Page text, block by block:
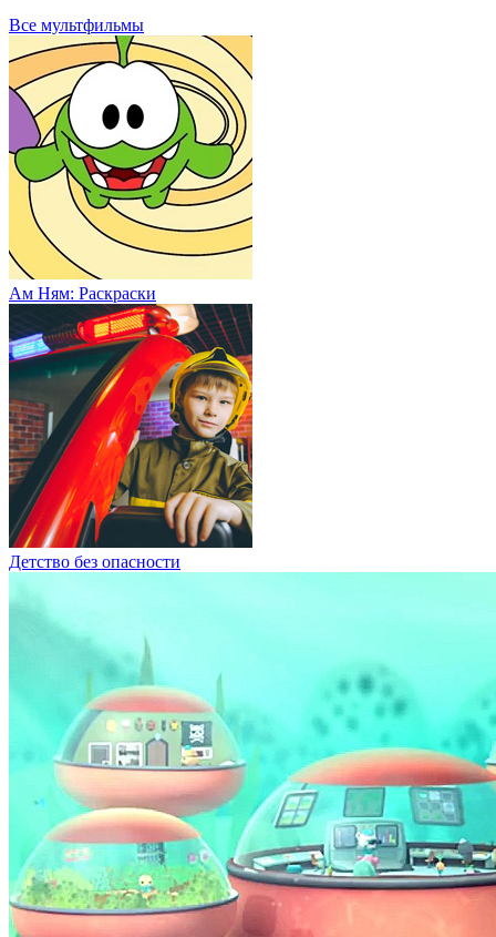
Все мультфильмы
Ам Ням: Раскраски
Детство без опасности